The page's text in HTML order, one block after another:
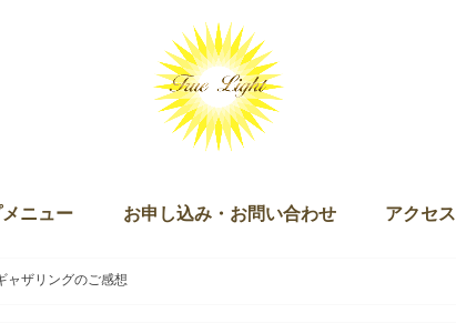
ニュー お申し込み・お問い合わせ アクセス
ャザリングのご感想